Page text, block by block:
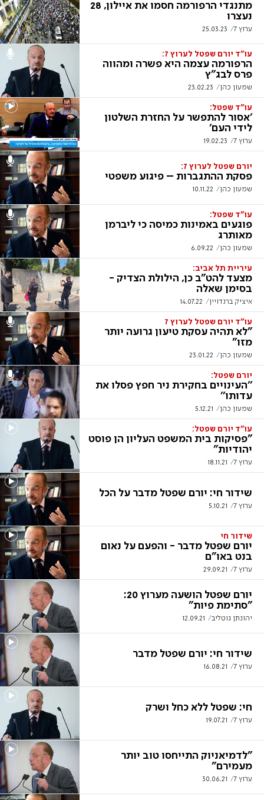
מתנגדי הרפורמה חסמו את איילון, 28
נעצרו
ערוץ 7 25.03.23
עו"ד יורם שפטל לערוץ 7:
הרפורמה עצמה היא פשרה ומהווה
פרס לבג"ץ
שמעון כהן 23.02.23
עו"ד שפטל:
'אסור להתפשר על החזרת השלטון
לידי העם'
ערוץ 7 19.02.23
יורם שפטל לערוץ 7:
פסקת ההתגברות – פיגוע משפטי
שמעון כהן 10.11.22
עו"ד שפטל:
פוגעים באמינות כמיסה כי ליברמן
מאותרג
שמעון כהן 6.09.22
עיריית תל אביב:
מצעד להט"ב כן, הילולת הצדיק -
בסימן שאלה
איציק ברנדויין 14.07.22
עו"ד יורם שפטל לערוץ 7
"לא תהיה עסקת טיעון גרועה יותר
מזו"
שמעון כהן 23.01.22
יורם שפטל:
''העינויים בחקירת ניר חפץ פסלו את
עדותו''
שמעון כהן 5.12.21
עו"ד יורם שפטל:
"פסיקות בית המשפט העליון הן פוסט
יהודיות"
ערוץ 7 18.11.21
שידור חי: יורם שפטל מדבר על הכל
ערוץ 7 5.10.21
שידור חי
יורם שפטל מדבר - והפעם על נאום
בנט באו"ם
ערוץ 7 29.09.21
יורם שפטל הושעה מערוץ 20:
"סתימת פיות"
יהונתן גוטליב 12.09.21
שידור חי: יורם שפטל מדבר
ערוץ 7 16.08.21
חי: שפטל ללא כחל ושרק
ערוץ 7 19.07.21
"לדמיאניוק התייחסו טוב יותר
מעמירם"
ערוץ 7 30.06.21